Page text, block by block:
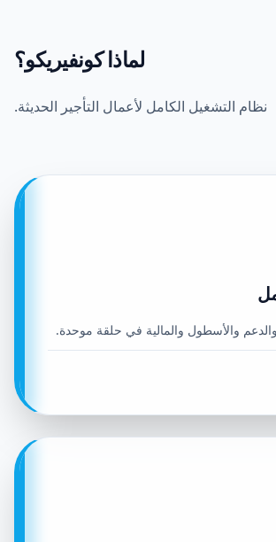
لماذا كونفيريكو؟
نظام التشغيل الكامل لأعمال التأجير الحديثة.
والأسطول والمالية في حلقة موحدة.